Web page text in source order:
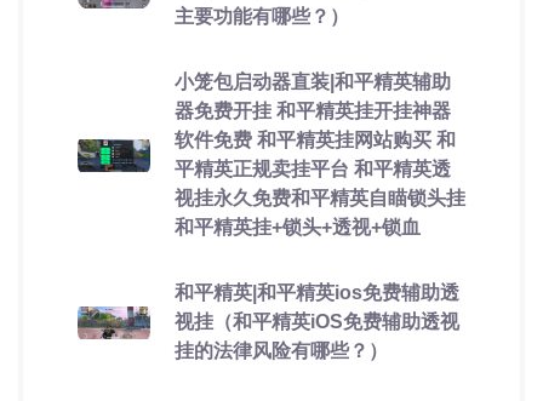
主要功能有哪些？）
小笼包启动器直装|和平精英辅助
器免费开挂 和平精英挂开挂神器
软件免费 和平精英挂网站购买 和
平精英正规卖挂平台 和平精英透
视挂永久免费和平精英自瞄锁头挂
和平精英挂+锁头+透视+锁血
和平精英|和平精英ios免费辅助透
视挂（和平精英iOS免费辅助透视
挂的法律风险有哪些？）